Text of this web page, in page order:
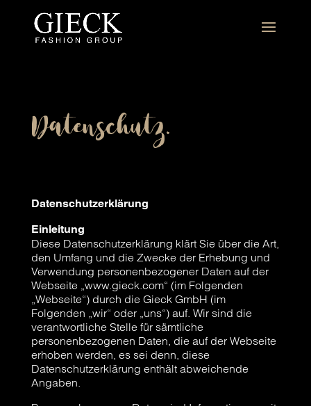
Datenschutz.
Datenschutzerklärung
Einleitung
Diese Datenschutzerklärung klärt Sie über die Art,
den Umfang und die Zwecke der Erhebung und
Verwendung personenbezogener Daten auf der
Webseite „www.gieck.com“ (im Folgenden
„Webseite“) durch die Gieck GmbH (im
Folgenden „wir“ oder „uns“) auf. Wir sind die
verantwortliche Stelle für sämtliche
personenbezogenen Daten, die auf der Webseite
erhoben werden, es sei denn, diese
Datenschutzerklärung enthält abweichende
Angaben.